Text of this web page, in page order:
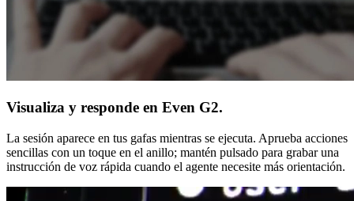
Visualiza y responde en Even G2.
La sesión aparece en tus gafas mientras se ejecuta. Aprueba acciones
sencillas con un toque en el anillo; mantén pulsado para grabar una
instrucción de voz rápida cuando el agente necesite más orientación.